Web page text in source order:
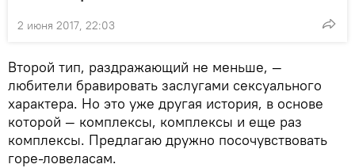
2 июня 2017, 22:03
Второй тип, раздражающий не меньше, —
любители бравировать заслугами сексуального
характера. Но это уже другая история, в основе
которой — комплексы, комплексы и еще раз
комплексы. Предлагаю дружно посочувствовать
горе-ловеласам.